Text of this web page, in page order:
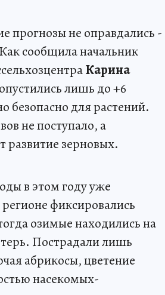
прогнозы не оправдались -
сообщила начальник
Карина
лишь до +6
безопасно для растений.
не поступало, а
развитие зерновых.
в этом году уже
фиксировались
озимые находились на
Пострадали лишь
абрикосы, цветение
насекомых-